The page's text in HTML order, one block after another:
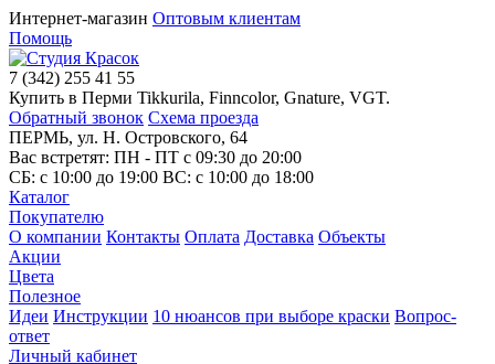
Интернет-магазин Оптовым клиентам
Помощь
7 (342) 255 41 55
Купить в Перми Tikkurila, Finncolor, Gnature, VGT.
Обратный звонок Схема проезда
ПЕРМЬ, ул. Н. Островского, 64
Вас встретят: ПН - ПТ с 09:30 до 20:00
СБ: с 10:00 до 19:00 ВС: с 10:00 до 18:00
Каталог
Покупателю
О компании Контакты Оплата Доставка Объекты
Акции
Цвета
Полезное
Идеи Инструкции 10 нюансов при выборе краски Вопрос-
ответ
Личный кабинет